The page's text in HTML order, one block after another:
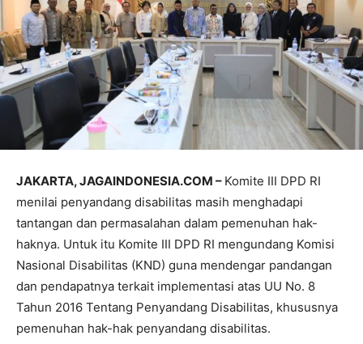
JAKARTA, JAGAINDONESIA.COM – Komite III DPD RI
menilai penyandang disabilitas masih menghadapi
tantangan dan permasalahan dalam pemenuhan hak-
haknya. Untuk itu Komite III DPD RI mengundang Komisi
Nasional Disabilitas (KND) guna mendengar pandangan
dan pendapatnya terkait implementasi atas UU No. 8
Tahun 2016 Tentang Penyandang Disabilitas, khususnya
pemenuhan hak-hak penyandang disabilitas.